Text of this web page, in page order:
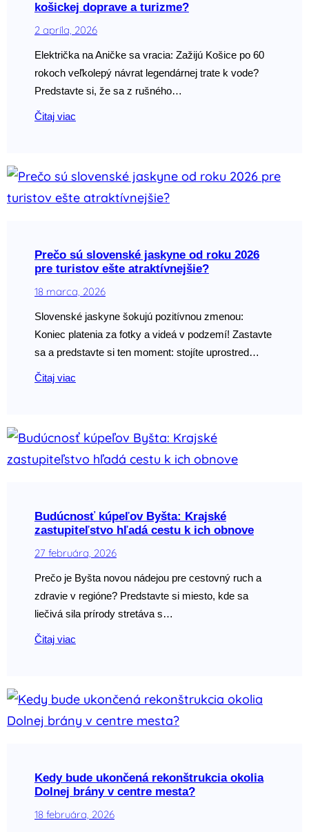
košickej doprave a turizme?
2 apríla, 2026
Električka na Aničke sa vracia: Zažijú Košice po 60
rokoch veľkolepý návrat legendárnej trate k vode?
Predstavte si, že sa z rušného…
Čitaj viac
Prečo sú slovenské jaskyne od roku 2026
pre turistov ešte atraktívnejšie?
18 marca, 2026
Slovenské jaskyne šokujú pozitívnou zmenou:
Koniec platenia za fotky a videá v podzemí! Zastavte
sa a predstavte si ten moment: stojíte uprostred…
Čitaj viac
Budúcnosť kúpeľov Byšta: Krajské
zastupiteľstvo hľadá cestu k ich obnove
27 februára, 2026
Prečo je Byšta novou nádejou pre cestovný ruch a
zdravie v regióne? Predstavte si miesto, kde sa
liečivá sila prírody stretáva s…
Čitaj viac
Kedy bude ukončená rekonštrukcia okolia
Dolnej brány v centre mesta?
18 februára, 2026